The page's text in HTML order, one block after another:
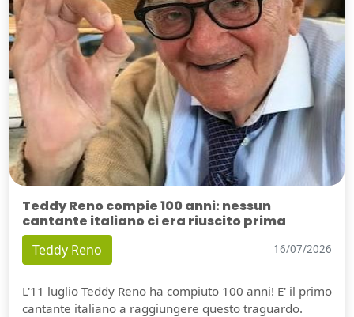
Teddy Reno compie 100 anni: nessun
cantante italiano ci era riuscito prima
Teddy Reno 16/07/2026
L'11 luglio Teddy Reno ha compiuto 100 anni! E' il primo
cantante italiano a raggiungere questo traguardo.